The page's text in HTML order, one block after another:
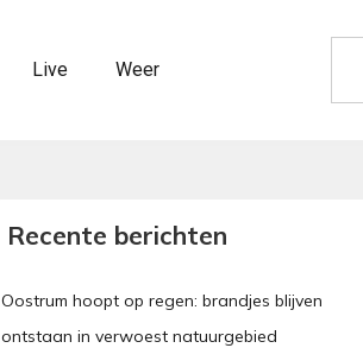
Live Weer
Recente berichten
Oostrum hoopt op regen: brandjes blijven
ontstaan in verwoest natuurgebied